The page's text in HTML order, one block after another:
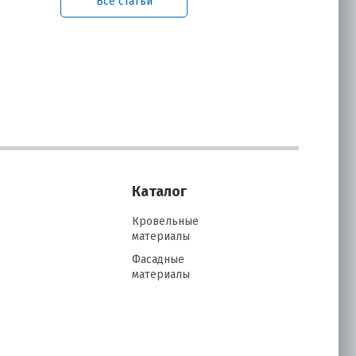
Каталог
Кровельные
материалы
Фасадные
материалы